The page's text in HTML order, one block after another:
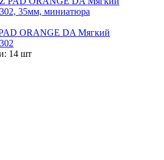
ORANGE DA Мягкий
14 шт